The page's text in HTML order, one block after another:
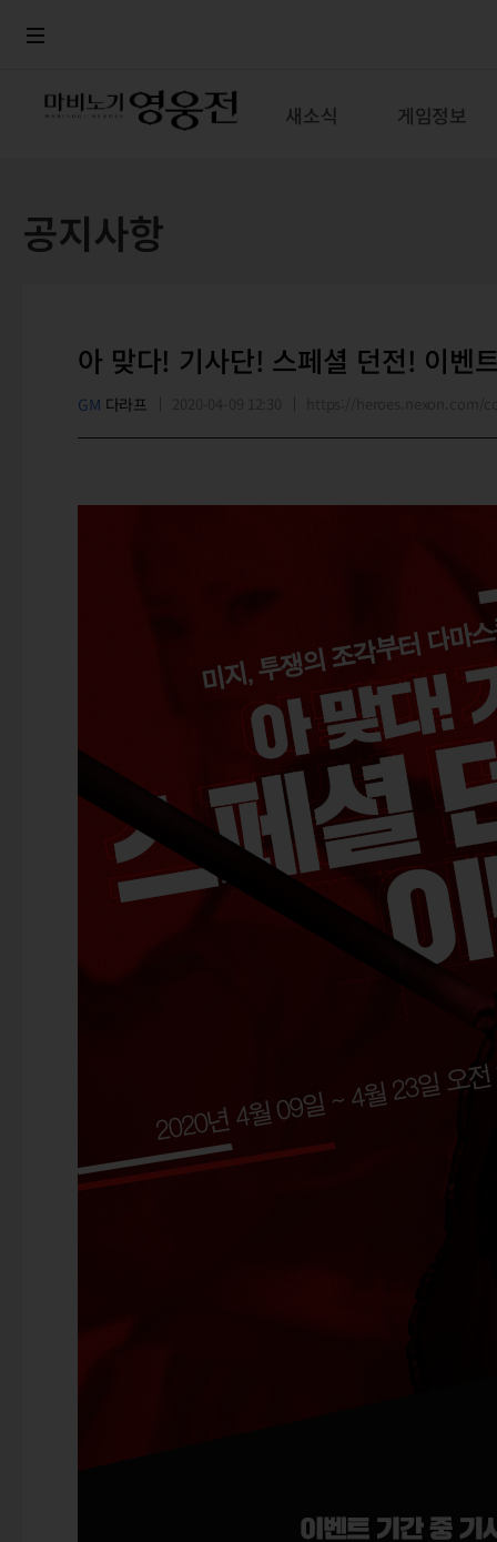
새소식 게임정보
공지사항
아 맞다! 기사단! 스페셜 던전! 이벤
GM 다라프